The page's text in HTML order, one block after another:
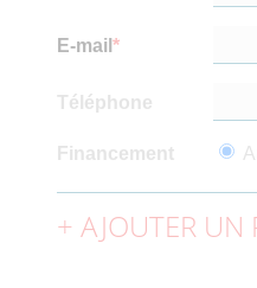
E-mail
Téléphone
Financement
AJOUTER UN